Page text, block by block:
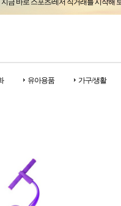
지금 바로 스포츠/레저 직거래를 시작해
유아용품 가구/생활